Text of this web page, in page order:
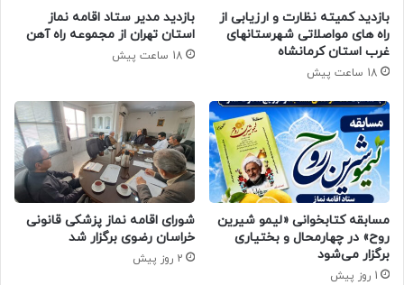
بازدید کمیته نظارت و ارزیابی از
راه های مواصلاتی شهرستانهای
غرب استان کرمانشاه
18 ساعت پیش
بازدید مدیر ستاد اقامه نماز
استان تهران از مجموعه راه آهن
18 ساعت پیش
مسابقه کتابخوانی «لیمو شیرین
روح» در چهارمحال و بختیاری
برگزار می‌شود
1 روز پیش
شورای اقامه نماز پزشکی قانونی
خراسان رضوی برگزار شد
2 روز پیش